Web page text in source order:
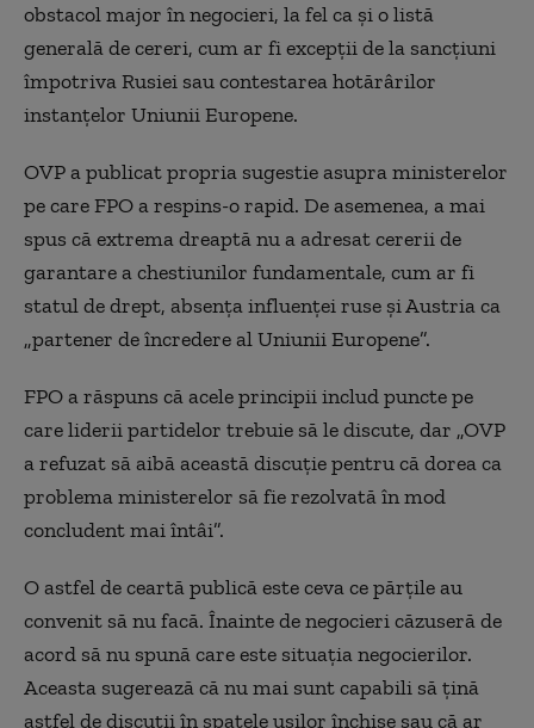
obstacol major în negocieri, la fel ca și o listă
generală de cereri, cum ar fi excepții de la sancțiuni
împotriva Rusiei sau contestarea hotărârilor
instanțelor Uniunii Europene.
OVP a publicat propria sugestie asupra ministerelor
pe care FPO a respins-o rapid. De asemenea, a mai
spus că extrema dreaptă nu a adresat cererii de
garantare a chestiunilor fundamentale, cum ar fi
statul de drept, absența influenței ruse și Austria ca
„partener de încredere al Uniunii Europene”.
FPO a răspuns că acele principii includ puncte pe
care liderii partidelor trebuie să le discute, dar „OVP
a refuzat să aibă această discuție pentru că dorea ca
problema ministerelor să fie rezolvată în mod
concludent mai întâi”.
O astfel de ceartă publică este ceva ce părțile au
convenit să nu facă. Înainte de negocieri căzuseră de
acord să nu spună care este situația negocierilor.
Aceasta sugerează că nu mai sunt capabili să țină
astfel de discuții în spatele ușilor închise sau că ar